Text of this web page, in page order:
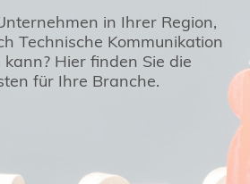
in Ihrer Region,
Technische Kommunikation
Hier finden Sie die
für Ihre Branche.